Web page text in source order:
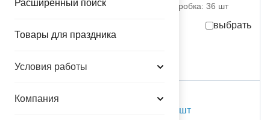
Расширенный поиск
Товары для праздника
Условия работы
Компания
партия поставки: 1 шт коробка: 36 шт
выбрать
Ракета Магия 1 залп 6шт